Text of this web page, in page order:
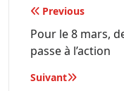
Navigation
de
l’article
Previous
Pour le 8 mars,
passe à l’action
Suivant